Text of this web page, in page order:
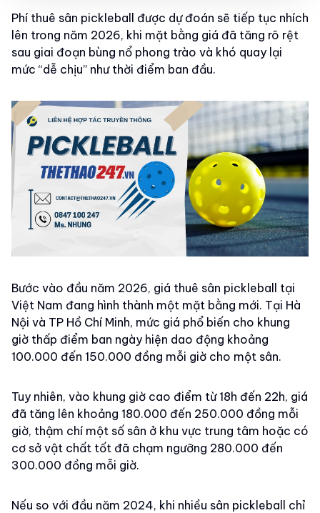
Phí thuê sân pickleball được dự đoán sẽ tiếp tục nhích
lên trong năm 2026, khi mặt bằng giá đã tăng rõ rệt
sau giai đoạn bùng nổ phong trào và khó quay lại
mức “dễ chịu” như thời điểm ban đầu.
Bước vào đầu năm 2026, giá thuê sân pickleball tại
Việt Nam đang hình thành một mặt bằng mới. Tại Hà
Nội và TP Hồ Chí Minh, mức giá phổ biến cho khung
giờ thấp điểm ban ngày hiện dao động khoảng
100.000 đến 150.000 đồng mỗi giờ cho một sân.
Tuy nhiên, vào khung giờ cao điểm từ 18h đến 22h, giá
đã tăng lên khoảng 180.000 đến 250.000 đồng mỗi
giờ, thậm chí một số sân ở khu vực trung tâm hoặc có
cơ sở vật chất tốt đã chạm ngưỡng 280.000 đến
300.000 đồng mỗi giờ.
Nếu so với đầu năm 2024, khi nhiều sân pickleball chỉ